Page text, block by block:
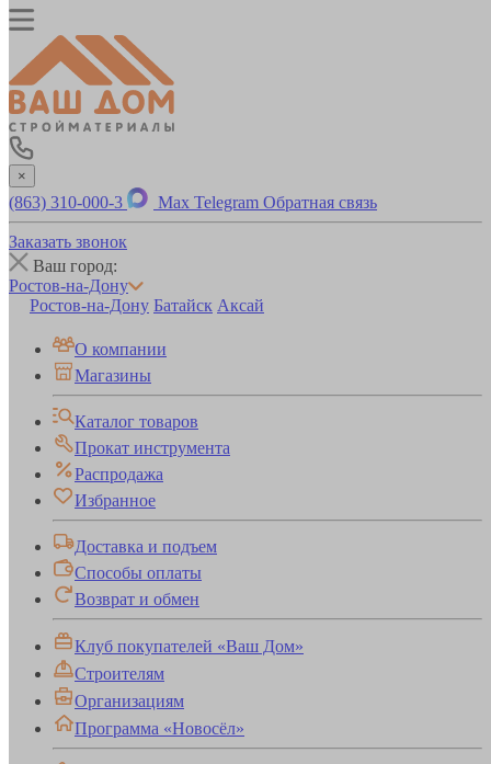
×
(863) 310-000-3 Max Telegram Обратная связь
Заказать звонок
Ваш город:
Ростов-на-Дону
Ростов-на-Дону Батайск Аксай
О компании
Магазины
Каталог товаров
Прокат инструмента
Распродажа
Избранное
Доставка и подъем
Способы оплаты
Возврат и обмен
Клуб покупателей «Ваш Дом»
Строителям
Организациям
Программа «Новосёл»